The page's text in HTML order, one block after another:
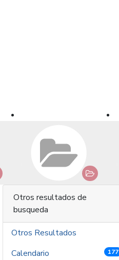
Otros resultados de
busqueda
Otros Resultados
Calendario
177